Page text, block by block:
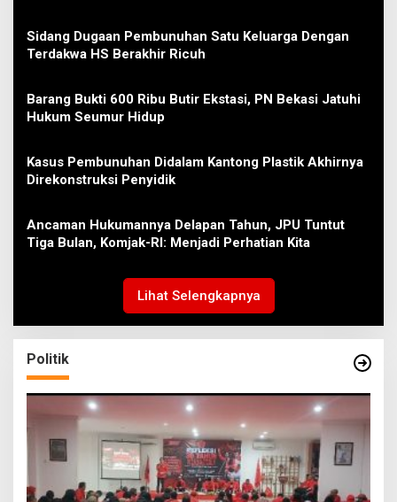
Sidang Dugaan Pembunuhan Satu Keluarga Dengan
Terdakwa HS Berakhir Ricuh
Barang Bukti 600 Ribu Butir Ekstasi, PN Bekasi Jatuhi
Hukum Seumur Hidup
Kasus Pembunuhan Didalam Kantong Plastik Akhirnya
Direkonstruksi Penyidik
Ancaman Hukumannya Delapan Tahun, JPU Tuntut
Tiga Bulan, Komjak-RI: Menjadi Perhatian Kita
Lihat Selengkapnya
Politik